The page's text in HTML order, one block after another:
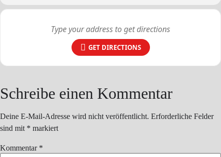
GET DIRECTIONS
Schreibe einen Kommentar
Deine E-Mail-Adresse wird nicht veröffentlicht. Erforderliche Felder
sind mit * markiert
Kommentar *